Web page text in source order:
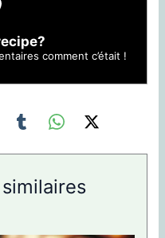
comment c’était !